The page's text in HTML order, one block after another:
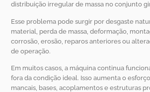
distribuição irregular de massa no conjunto
Esse problema pode surgir por desgaste
material, perda de massa, deformação,
corrosão, erosão, reparos anteriores ou
de operação.
Em muitos casos, a máquina continua
fora da condição ideal. Isso aumenta o
mancais, bases, acoplamentos e estruturas